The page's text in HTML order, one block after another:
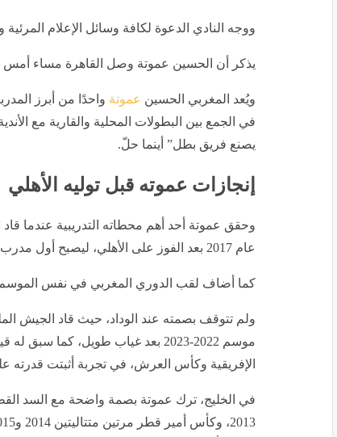
ووجه النادي الدعوة لكافة وسائل الإعلام
يذكر أن الحسين عموتة وصل القاهرة مساء أمس
ويُعد المغربي الحسين عموتة واحدًا من أبرز
في الجمع بين البطولات المحلية والقارية مع
يصنع فريق بطل” أينما حلّ.
إنجازات عموته قبل توليه الأهلي
وحقق عموتة أحد أهم محطاته التدريبية عندما قاد
عام 2017 بعد الفوز على الأهلي، ليصبح أول مدرب مغربي يحقق اللقب القاري الأكبر في أفريقيا.
كما أضاف لقب الدوري المغربي في نفس
ولم تتوقف بصمته عند الوداد، حيث قاد الجيش
موسم 2022-2023 بعد غياب طويل، كما
الإفريقية وكأس العرش، في تجربة أثبتت قدرته